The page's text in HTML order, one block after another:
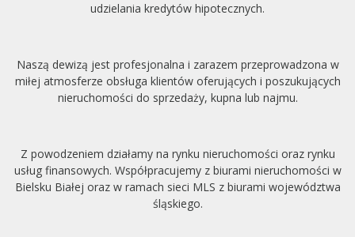
udzielania kredytów hipotecznych.
Naszą dewizą jest profesjonalna i zarazem przeprowadzona w
miłej atmosferze obsługa klientów oferujących i poszukujących
nieruchomości do sprzedaży, kupna lub najmu.
Z powodzeniem działamy na rynku nieruchomości oraz rynku
usług finansowych. Współpracujemy z biurami nieruchomości w
Bielsku Białej oraz w ramach sieci MLS z biurami województwa
śląskiego.